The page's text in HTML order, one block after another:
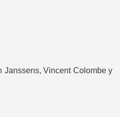
Janssens, Vincent Colombe y